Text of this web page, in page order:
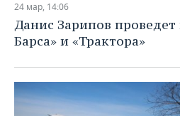
НЕФТЬ
ЭНЕРГЕТИКА
РОЗНИЧНАЯ ТОРГОВЛЯ
ТРАНСПОРТ
НОВОСТИ ТЕХНОЛОГИЙ
IT
ТЕЛЕКОММУНИКАЦИИ
МЕРОПРИЯТИЯ
НОВОСТИ МЕРОПРИЯТИЙ
БИЗНЕС-БРАНЧИ
СПОРТ
ФУТБОЛ
НОВОСТИ ОБЩЕСТВА
ФОТОГАЛЕРЕЯ
24 мар, 14:06
Данис Зарипов
Барса» и «Трактора»